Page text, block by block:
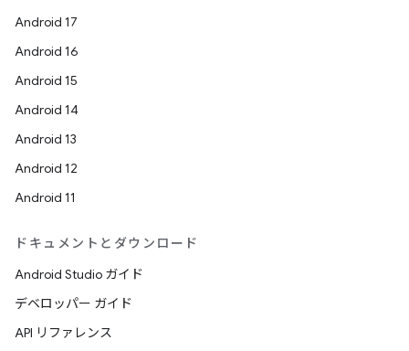
Android 17
Android 16
Android 15
Android 14
Android 13
Android 12
Android 11
ドキュメントとダウンロード
Android Studio ガイド
デベロッパー ガイド
API リファレンス